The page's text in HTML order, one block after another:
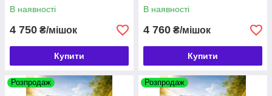
В наявності
4 750 ₴/мішок
Купити
В наявності
4 760 ₴/мішок
Купити
Розпродаж Розпродаж